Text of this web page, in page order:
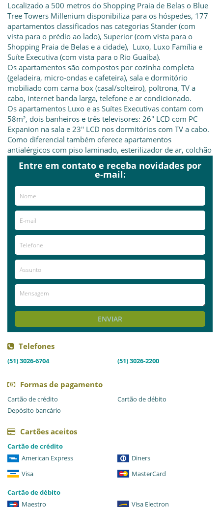
Localizado a 500 metros do Shopping Praia de Belas o Blue
Tree Towers Millenium disponibiliza para os hóspedes, 177
apartamentos classificados nas categorias Stander (com
vista para o prédio ao lado), Superior (com vista para o
Shopping Praia de Belas e a cidade), Luxo, Luxo Família e
Suíte Executiva (com vista para o Rio Guaíba).
Os apartamentos são compostos por cozinha completa
(geladeira, micro-ondas e cafeteira), sala e dormitório
mobiliado com cama box (casal/solteiro), poltrona, TV a
cabo, internet banda larga, telefone e ar condicionado.
Os apartamentos Luxo e as Suítes Executivas contam com
58m², dois banheiros e três televisores: 26'' LCD com PC
Expanion na sala e 23'' LCD nos dormitórios com TV a cabo.
Como diferencial também oferece apartamentos
antialérgicos com piso laminado, esterilizador de ar, colchão
com tratamento scotchgard, travesseiro antialérgico, sofá e
poltrona em couro e acomodações para portadores de
O Blue Tree Towers Millenium conta ainda com business
center, piscina térmica, academia, sauna, restaurante, room
service e espaço para convenções, eventos corporativos e
sociais.
Já visitou este local?aproveite e deixe sua avaliação!
Avaliações
Entre em contato e receba novidades por
e-mail:
ENVIAR
Telefones
(51) 3026-6704 (51) 3026-2200
Formas de pagamento
Cartão de crédito
Cartão de débito
Depósito bancário
Cartões aceitos
Cartão de crédito
American Express
Diners
Visa
MasterCard
Cartão de débito
Maestro
Visa Electron